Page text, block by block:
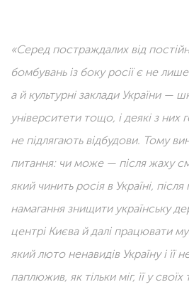
«Серед постраждалих від
бомбувань із боку росії є не
а й культурні заклади України —
університети тощо, і деякі з них
не підлягають відбудови. Тому
питання: чи може — після жаху
який чинить росія в Україні,
намагання знищити українську
центрі Києва й далі працювати
який люто ненавидів Україну і її
паплюжив, як тільки міг, її у